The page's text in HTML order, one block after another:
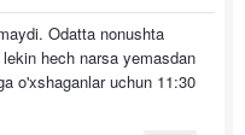
Odatta nonushta
hech narsa yemasdan
o'xshaganlar uchun 11:30